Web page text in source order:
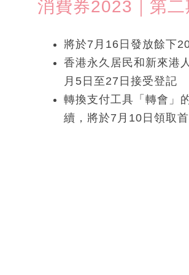
消費券2023｜第
將於7月16日發放餘下
香港永久居民和新來港
月5日至27日接受登記
轉換支付工具「轉會」
續，將於7月10日領取